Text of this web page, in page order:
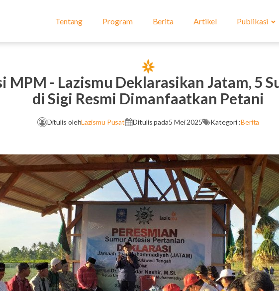
Tentang Program Berita Artikel Publikasi
MPM - Lazismu Deklarasikan Jatam, 5
di Sigi Resmi Dimanfaatkan Petani
Ditulis olehLazismu Pusat Ditulis pada5 Mei 2025 Kategori :Berita